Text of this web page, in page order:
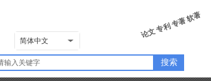
简体中文
论文 专利 专著 软著
搜索